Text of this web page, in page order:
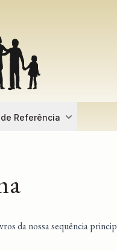
Referência
da nossa sequência